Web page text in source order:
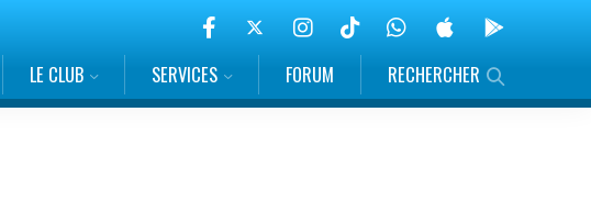
LE CLUB SERVICES FORUM RECHERCHER